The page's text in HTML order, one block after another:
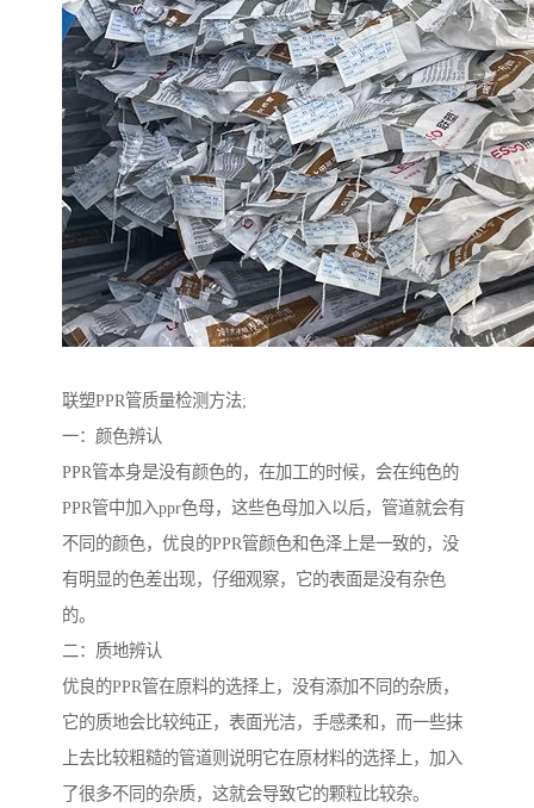
联塑PPR管质量检测方法;
一：颜色辨认
PPR管本身是没有颜色的，在加工的时候，会在纯色的
PPR管中加入ppr色母，这些色母加入以后，管道就会有
不同的颜色，优良的PPR管颜色和色泽上是一致的，没
有明显的色差出现，仔细观察，它的表面是没有杂色
的。
二：质地辨认
优良的PPR管在原料的选择上，没有添加不同的杂质，
它的质地会比较纯正，表面光洁，手感柔和，而一些抹
上去比较粗糙的管道则说明它在原材料的选择上，加入
了很多不同的杂质，这就会导致它的颗粒比较杂。